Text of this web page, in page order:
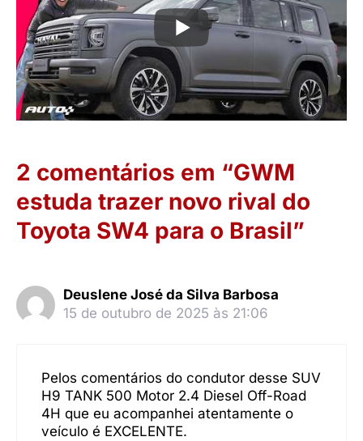
2 comentários em “GWM
estuda trazer novo rival do
Toyota SW4 para o Brasil”
Deuslene José da Silva Barbosa
15 de outubro de 2025 às 21:06
Pelos comentários do condutor desse SUV
H9 TANK 500 Motor 2.4 Diesel Off-Road
4H que eu acompanhei atentamente o
veículo é EXCELENTE.